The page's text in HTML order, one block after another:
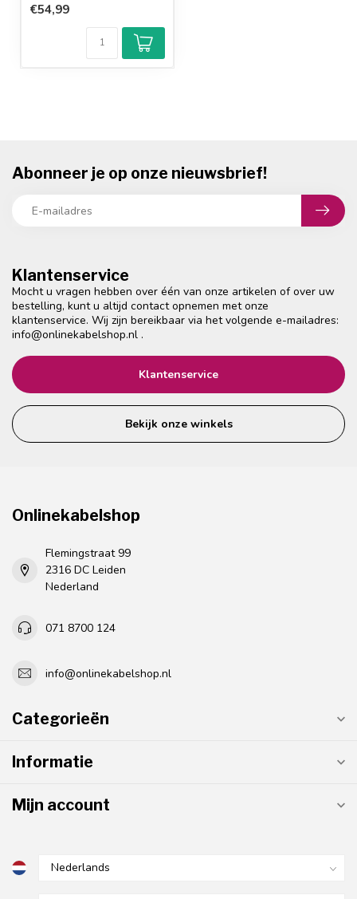
€54,99
Klantenservice
Mocht u vragen hebben over één van onze artikelen of over uw
bestelling, kunt u altijd contact opnemen met onze
klantenservice. Wij zijn bereikbaar via het volgende e-mailadres:
info@onlinekabelshop.nl .
Klantenservice
Bekijk onze winkels
Abonneer je op onze nieuwsbrief!
Onlinekabelshop
Flemingstraat 99
2316 DC Leiden
Nederland
071 8700 124
info@onlinekabelshop.nl
Categorieën
Informatie
Mijn account